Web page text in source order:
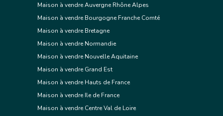
Maison à vendre Auvergne Rhône Alpes
Maison à vendre Bourgogne Franche Comté
Maison à vendre Bretagne
Maison à vendre Normandie
Maison à vendre Nouvelle Aquitaine
Maison à vendre Grand Est
Maison à vendre Hauts de France
Maison à vendre Ile de France
Maison à vendre Centre Val de Loire